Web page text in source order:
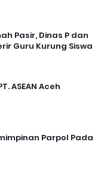
Pasir, Dinas P dan
Guru Kurung Siswa
ASEAN Aceh
Parpol Pada